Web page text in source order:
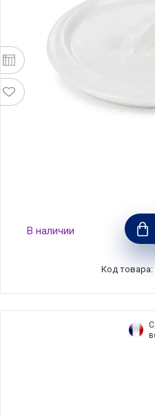
Крышка для
Cuisine, фарфор, 10
В наличии
Код товара: